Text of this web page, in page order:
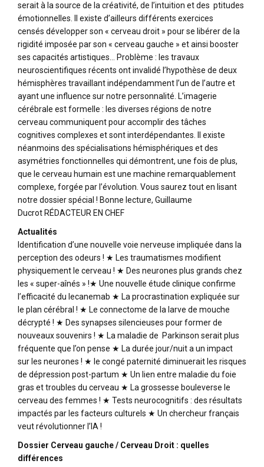
serait à la source de la créativité, de l’intuition et des ptitudes
émotionnelles. Il existe d’ailleurs différents exercices
censés développer son « cerveau droit » pour se libérer de la
rigidité imposée par son « cerveau gauche » et ainsi booster
ses capacités artistiques… Problème : les travaux
neuroscientifiques récents ont invalidé l’hypothèse de deux
hémisphères travaillant indépendamment l’un de l’autre et
ayant une influence sur notre personnalité. L’imagerie
cérébrale est formelle : les diverses régions de notre
cerveau communiquent pour accomplir des tâches
cognitives complexes et sont interdépendantes. Il existe
néanmoins des spécialisations hémisphériques et des
asymétries fonctionnelles qui démontrent, une fois de plus,
que le cerveau humain est une machine remarquablement
complexe, forgée par l’évolution. Vous saurez tout en lisant
notre dossier spécial ! Bonne lecture, Guillaume
Ducrot RÉDACTEUR EN CHEF
Actualités
Identification d’une nouvelle voie nerveuse impliquée dans la
perception des odeurs ! ★ Les traumatismes modifient
physiquement le cerveau ! ★ Des neurones plus grands chez
les « super-aînés » !★ Une nouvelle étude clinique confirme
l’efficacité du lecanemab ★ La procrastination expliquée sur
le plan cérébral ! ★ Le connectome de la larve de mouche
décrypté ! ★ Des synapses silencieuses pour former de
nouveaux souvenirs ! ★ La maladie de Parkinson serait plus
fréquente que l’on pense ★ La durée jour/nuit a un impact
sur les neurones ! ★ le congé paternité diminuerait les risques
de dépression post-partum ★ Un lien entre maladie du foie
gras et troubles du cerveau ★ La grossesse bouleverse le
cerveau des femmes ! ★ Tests neurocognitifs : des résultats
impactés par les facteurs culturels ★ Un chercheur français
veut révolutionner l’IA !
Dossier Cerveau gauche / Cerveau Droit : quelles
différences